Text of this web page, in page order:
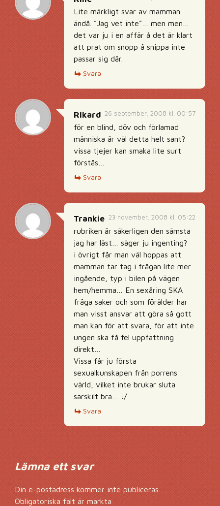
Lite märkligt svar av mamman
ändå. ”Jag vet inte”… men men…
det var ju i en affär å det är klart
att prat om snopp å snippa inte
passar sig där.
Svara
26 september, 2008 kl. 00:57
Rikard
för en blind, döv och förlamad
människa är väl detta helt sant?
vissa tjejer kan smaka lite surt
förstås…
Svara
23 november, 2008 kl. 05:22
Trankie
rubriken är säkerligen den sämsta
jag har läst… säger ju ingenting?
i övrigt får man väl hoppas att
mamman tar tag i frågan lite mer
ingående, typ i bilen på vägen
hem/hemma… En sexåring SKA
fråga saker och som förälder har
man visst ansvar att göra så gott
man kan för att svara, för att inte
ungen ska få fel uppfattning
direkt…
Vissa får ju första
sexualkunskapen från porrens
värld, vilket inte brukar sluta
särskilt bra… :/
Svara
Lämna ett svar
Din e-postadress kommer inte publiceras.
Obligatoriska fält är märkta*